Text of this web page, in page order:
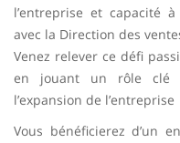
l’entreprise et capacité
avec la Direction des
Venez relever ce défi
en jouant un rôle clé
l’expansion de l’entreprise
Vous bénéficierez d’un